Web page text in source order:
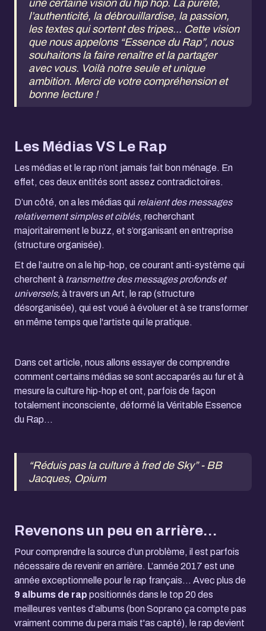
une certaine vision du hip hop. La pureté,
l’authenticité, la débrouillardise, la passion,
les textes qui sortent des tripes... Cette vision
que nous appelons “Essence du Rap”, nous
souhaitons la faire renaître et la partager
avec vous. Voilà notre seule et unique
ambition. Merci de votre compréhension et
bonne lecture !
Les Médias VS Le Rap
Les médias et le rap n’ont jamais fait bon ménage. En
effet, ces deux entités sont assez contradictoires.
D’un côté, on a les médias qui relaient des messages
relativement simples et ciblés, recherchant
majoritairement le buzz, et s’organisant en entreprise
(structure organisée).
Et de l’autre on a le hip-hop, ce courant anti-système qui
cherchent à transmettre des messages profonds et
universels,à travers un Art, le rap (structure
désorganisée), qui est voué à évoluer et à se transformer
en même temps que l'artiste qui le pratique.
Dans cet article, nous allons essayer de comprendre
comment certains médias se sont accaparés au fur et à
mesure la culture hip-hop et ont, parfois de façon
totalement inconsciente, déformé la Véritable Essence
du Rap...
“Réduis pas la culture à fred de Sky” - BB
Jacques, Opium
Revenons un peu en arrière…
Pour comprendre la source d’un problème, il est parfois
nécessaire de revenir en arrière. L’année 2017 est une
année exceptionnelle pour le rap français... Avec plus de
9 albums de rap positionnés dans le top 20 des
meilleures ventes d’albums (bon Soprano ça compte pas
vraiment comme du pera mais t'as capté), le rap devient